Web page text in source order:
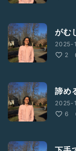
がむ
2025-
2
諦め
2025-
6